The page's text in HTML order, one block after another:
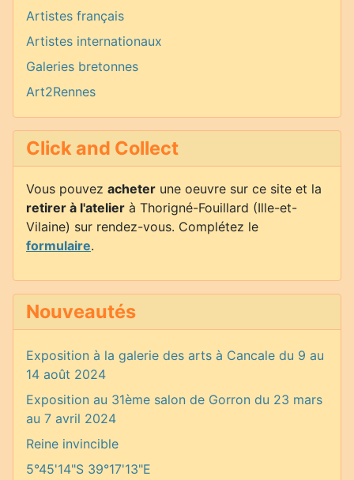
Artistes français
Artistes internationaux
Galeries bretonnes
Art2Rennes
Click and Collect
Vous pouvez acheter une oeuvre sur ce site et la
retirer à l'atelier à Thorigné-Fouillard (Ille-et-
Vilaine) sur rendez-vous. Complétez le
formulaire.
Nouveautés
Exposition à la galerie des arts à Cancale du 9 au
14 août 2024
Exposition au 31ème salon de Gorron du 23 mars
au 7 avril 2024
Reine invincible
5°45'14"S 39°17'13"E